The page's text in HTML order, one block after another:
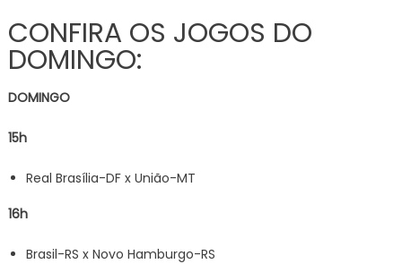
CONFIRA OS JOGOS DO
DOMINGO:
DOMINGO
15h
Real Brasília-DF x União-MT
16h
Brasil-RS x Novo Hamburgo-RS